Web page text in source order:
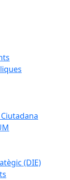
(DIE)